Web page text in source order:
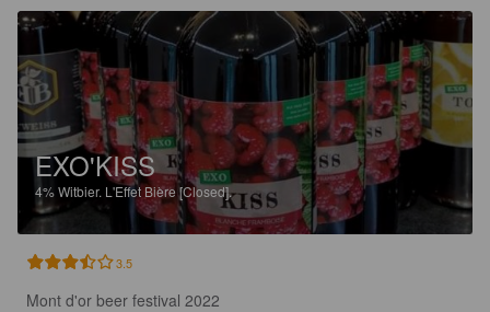
EXO'KISS
4%Witbier. L'Effet Bière [Closed].
3.5
Mont d'or beer festival 2022